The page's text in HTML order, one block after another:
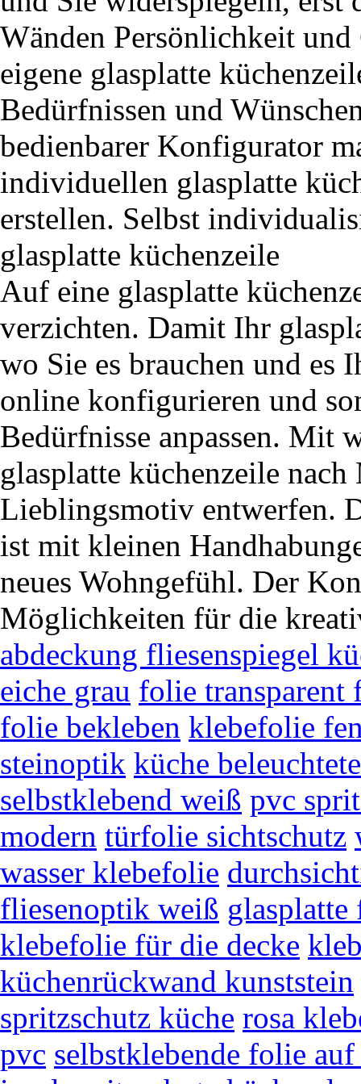
Wänden Persönlichkeit
eigene glasplatte
Bedürfnissen und
bedienbarer Konfigurator
individuellen glasplatte
erstellen. Selbst
glasplatte küchenzeile
Auf eine glasplatte
verzichten. Damit Ihr
wo Sie es brauchen und es
online konfigurieren und
Bedürfnisse anpassen. Mit
glasplatte küchenzeile
Lieblingsmotiv entwerfen.
ist mit kleinen
neues Wohngefühl. Der
Möglichkeiten für die
abdeckung fliesenspiegel
eiche grau folie transparent
folie bekleben klebefolie
steinoptik küche
selbstklebend weiß pvc
modern türfolie sichtschutz
wasser klebefolie
fliesenoptik weiß glasplatte
klebefolie für die decke
küchenrückwand kunststein
spritzschutz küche rosa
pvc selbstklebende folie